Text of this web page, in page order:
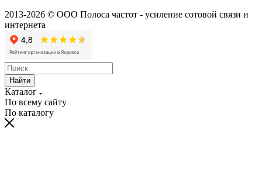
2013-2026 © ООО Полоса частот - усиление сотовой связи и
интернета
Найти
Каталог
По всему сайту
По каталогу